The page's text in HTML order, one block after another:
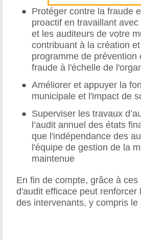
Protéger contre la fraude
proactif en travaillant
et les auditeurs de votre
contribuant à la création
programme de prévention
fraude à l'échelle de
Améliorer et appuyer la
municipale et l'impact de
Superviser les travaux
l’audit annuel des états
que l'indépendance des
l'équipe de gestion de la
maintenue
En fin de compte, grâce à
d'audit efficace peut renforcer
des intervenants, y compris le